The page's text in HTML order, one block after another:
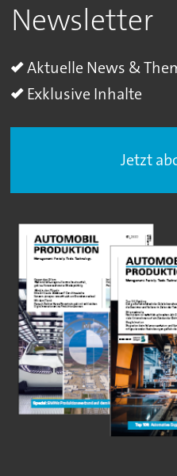
Newsletter
Aktuelle News &
Exklusive Inhalte
Jetzt